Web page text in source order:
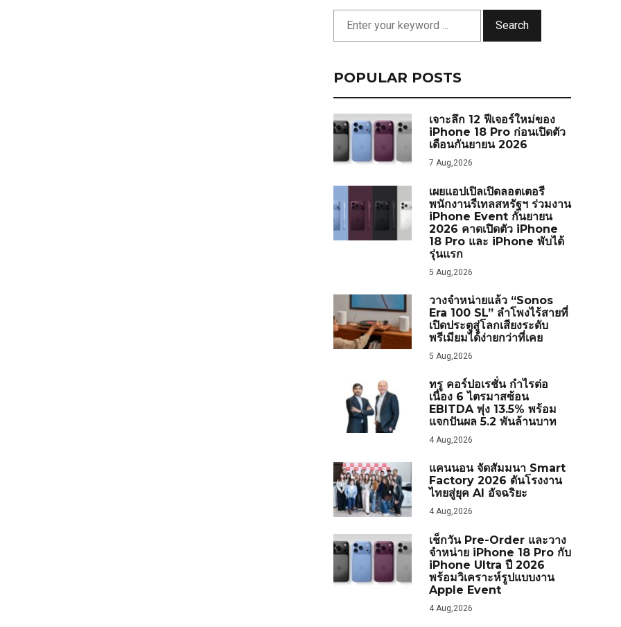
Search
POPULAR POSTS
เจาะลึก 12 ฟีเจอร์ใหม่ของ
iPhone 18 Pro ก่อนเปิดตัว
เดือนกันยายน 2026
7 Aug,2026
เผยแอปเปิลเปิดลอตเตอรี
พนักงานรีเทลสหรัฐฯ ร่วมงาน
iPhone Event กันยายน
2026 คาดเปิดตัว iPhone
18 Pro และ iPhone พับได้
รุ่นแรก
5 Aug,2026
วางจำหน่ายแล้ว “Sonos
Era 100 SL” ลำโพงไร้สายที่
เปิดประตูสู่โลกเสียงระดับ
พรีเมียมได้ง่ายกว่าที่เคย
5 Aug,2026
ทรู คอร์ปอเรชั่น กำไรต่อ
เนื่อง 6 ไตรมาสซ้อน
EBITDA พุ่ง 13.5% พร้อม
แจกปันผล 5.2 พันล้านบาท
4 Aug,2026
แคนนอน จัดสัมมนา Smart
Factory 2026 ดันโรงงาน
ไทยสู่ยุค AI อัจฉริยะ
4 Aug,2026
เช็กวัน Pre-Order และวาง
จำหน่าย iPhone 18 Pro กับ
iPhone Ultra ปี 2026
พร้อมวิเคราะห์รูปแบบงาน
Apple Event
4 Aug,2026